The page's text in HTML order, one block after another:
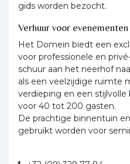
gids worden bezocht.
Verhuur voor evenementen
Het Domein biedt een
voor professionele en
schuur aan het neerhof
als een veelzijdige ruimte
verdieping en een
voor 40 tot 200 gasten.
De prachtige binnentuin
gebruikt worden voor